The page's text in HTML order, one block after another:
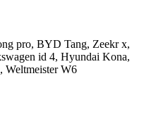
pro, BYD Tang, Zeekr x,
id 4, Hyundai Kona,
Weltmeister W6